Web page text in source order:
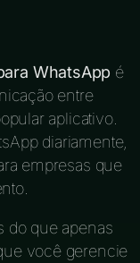
WhatsApp é
entre
aplicativo.
diariamente,
empresas que
do que apenas
você gerencie